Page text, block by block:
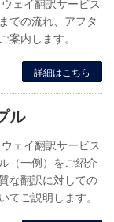
ェイ翻訳サービス
での流れ、アフタ
案内します。
詳細はこちら
ル
ェイ翻訳サービス
（一例）をご紹介
な翻訳に対しての
てご説明します。